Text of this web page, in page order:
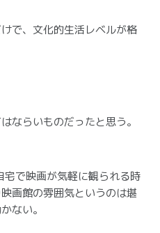
で、文化的生活レベルが格
ならいものだったと思う。
で映画が気軽に観られる時
画館の雰囲気というのは堪
ない。